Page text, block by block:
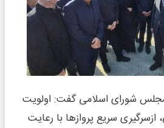
شورای اسلامی گفت: اولویت
سریع پروازها با رعایت